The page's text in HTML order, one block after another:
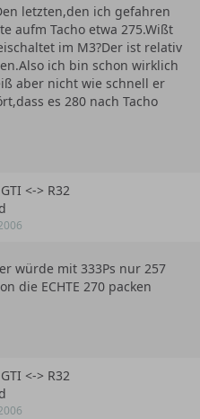
letzten,den ich gefahren
aufm Tacho etwa 275.Wißt
im M3?Der ist relativ
ich bin schon wirklich
aber nicht wie schnell er
es 280 nach Tacho
<-> R32
würde mit 333Ps nur 257
die ECHTE 270 packen
<-> R32